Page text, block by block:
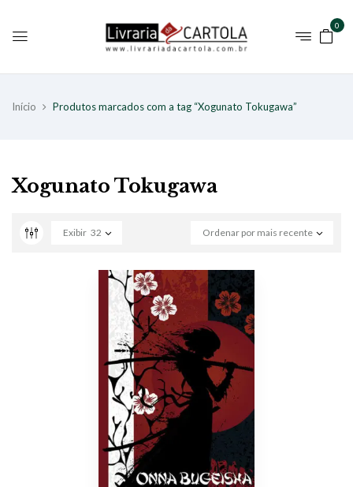
0
Início Produtos marcados com a tag “Xogunato Tokugawa”
Xogunato Tokugawa
Ordenar por mais recente
Exibir 32